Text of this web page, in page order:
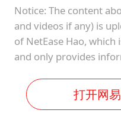
Notice: The content
and videos if any) is
of NetEase Hao,
and only provides
打开网